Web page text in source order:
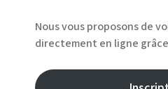
Nous vous proposons de
directement en ligne